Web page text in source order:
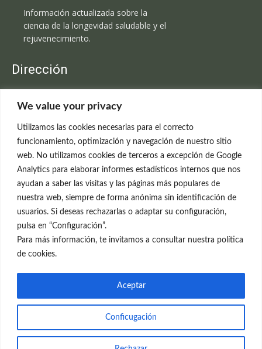
We value your privacy
Utilizamos las cookies necesarias para el correcto
funcionamiento, optimización y navegación de nuestro sitio
web. No utilizamos cookies de terceros a excepción de Google
Analytics para elaborar informes estadísticos internos que nos
ayudan a saber las visitas y las páginas más populares de
nuestra web, siempre de forma anónima sin identificación de
usuarios. Si deseas rechazarlas o adaptar su configuración,
pulsa en “Configuración”.
Para más información, te invitamos a consultar nuestra política
de cookies.
Conficugación
Aceptar
Información actualizada sobre la
ciencia de la longevidad saludable y el
rejuvenecimiento.
Dirección
C/Claudio Coello, 19 - 1º
699 595 619
rejuvenecimiento@clinicaneleva.com
Información Legal
Política de Privacidad
Política de Cookies
© el Radar del Rejuvenecimiento